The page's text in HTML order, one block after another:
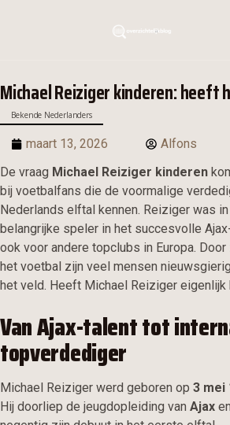
Michael Reiziger kinderen: heeft
Bekende Nederlanders
maart 13, 2026
Alfons
De vraag Michael Reiziger kinderen
bij voetbalfans die de voormalige
Nederlands elftal kennen. Reiziger was
belangrijke speler in het succesvolle
ook voor andere topclubs in Europa.
het voetbal zijn veel mensen
het veld. Heeft Michael Reiziger eigenlijk
Van Ajax-talent tot
topverdediger
Michael Reiziger werd geboren op 3 mei
Hij doorliep de jeugdopleiding van Ajax